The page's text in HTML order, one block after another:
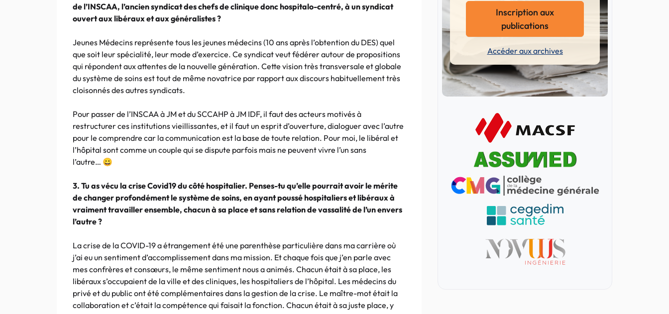
de l’INSCAA, l’ancien syndicat des chefs de clinique donc hospitalo-centré, à un syndicat
ouvert aux libéraux et aux généralistes ?
Jeunes Médecins représente tous les jeunes médecins (10 ans après l’obtention du DES) quel
que soit leur spécialité, leur mode d’exercice. Ce syndicat veut fédérer autour de propositions
qui répondent aux attentes de la nouvelle génération. Cette vision très transversale et globale
du système de soins est tout de même novatrice par rapport aux discours habituellement très
cloisonnés des autres syndicats.
Pour passer de l’INSCAA à JM et du SCCAHP à JM IDF, il faut des acteurs motivés à
restructurer ces institutions vieillissantes, et il faut un esprit d’ouverture, dialoguer avec l’autre
pour le comprendre car la communication est la base de toute relation. Pour moi, le libéral et
l’hôpital sont comme un couple qui se dispute parfois mais ne peuvent vivre l’un sans
l’autre… 😀
3. Tu as vécu la crise Covid19 du côté hospitalier. Penses-tu qu’elle pourrait avoir le mérite
de changer profondément le système de soins, en ayant poussé hospitaliers et libéraux à
vraiment travailler ensemble, chacun à sa place et sans relation de vassalité de l’un envers
l’autre ?
La crise de la COVID-19 a étrangement été une parenthèse particulière dans ma carrière où
j’ai eu un sentiment d’accomplissement dans ma mission. Et chaque fois que j’en parle avec
mes confrères et consœurs, le même sentiment nous a animés. Chacun était à sa place, les
libéraux s’occupaient de la ville et des cliniques, les hospitaliers de l’hôpital. Les médecins du
privé et du public ont été complémentaires dans la gestion de la crise. Le maître-mot était la
collaboration et c’était la compétence qui faisait la fonction. Chacun était à sa juste place, y
Inscription aux
publications
Accéder aux archives